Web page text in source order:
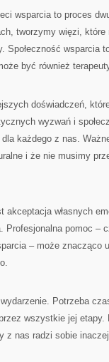
wsparcia to proces
tworzymy więzi,
Społeczność wsparcia
być również
doświadczeń,
wyzwań i
każdego z nas.
i że nie musimy
akceptacja własnych
Profesjonalna pomoc –
– może znacząco
Potrzeba
wszystkie jej etapy.
z nas radzi sobie